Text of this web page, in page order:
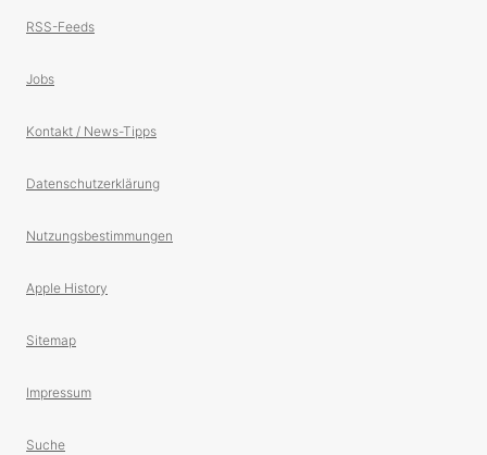
RSS-Feeds
Jobs
Kontakt / News-Tipps
Datenschutzerklärung
Nutzungsbestimmungen
Apple History
Sitemap
Impressum
Suche